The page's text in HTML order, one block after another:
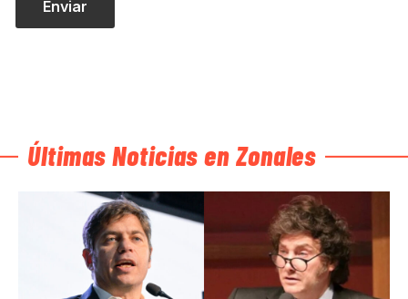
Últimas Noticias en Zonales